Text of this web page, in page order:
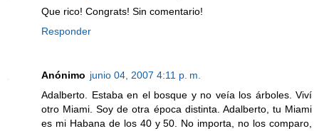
Que rico! Congrats! Sin comentario!
Responder
Anónimo junio 04, 2007 4:11 p. m.
Adalberto. Estaba en el bosque y no veía los árboles. Viví
otro Miami. Soy de otra época distinta. Adalberto, tu Miami
es mi Habana de los 40 y 50. No importa, no los comparo,